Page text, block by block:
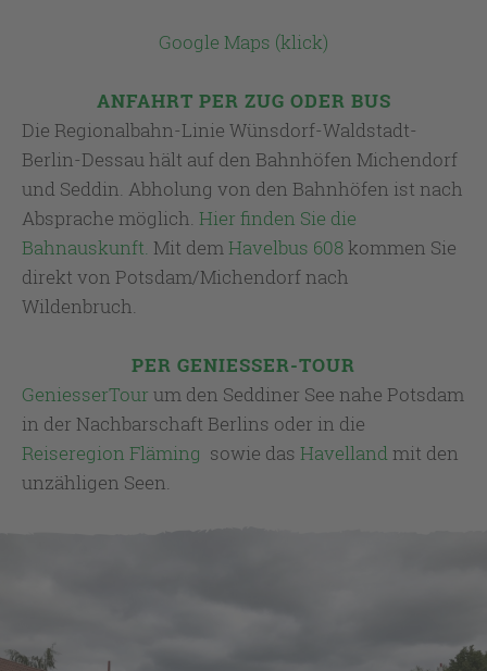
Google Maps (klick)
ANFAHRT PER ZUG ODER BUS
Die Regionalbahn-Linie Wünsdorf-Waldstadt-
Berlin-Dessau hält auf den Bahnhöfen Michendorf
und Seddin. Abholung von den Bahnhöfen ist nach
Absprache möglich. Hier finden Sie die
Bahnauskunft. Mit demHavelbus 608kommen Sie
direkt von Potsdam/Michendorf nach
Wildenbruch.
PER GENIESSER-TOUR
GeniesserTour um den Seddiner See nahe Potsdam
in der Nachbarschaft Berlins oder in die
Reiseregion Fläming sowie das Havelland mit den
unzähligen Seen.